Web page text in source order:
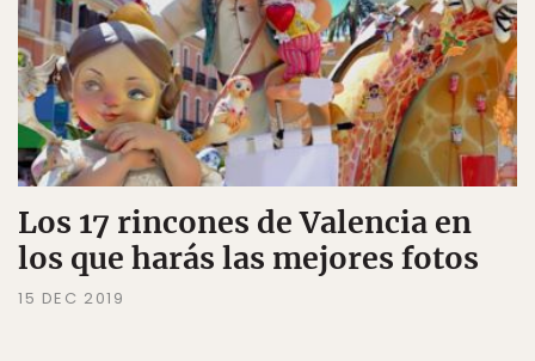
Los 17 rincones de Valencia en
los que harás las mejores fotos
15 DEC 2019